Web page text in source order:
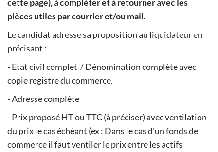
cette page), à compléter et à retourner avec les
pièces utiles par courrier et/ou mail.
Le candidat adresse sa proposition au liquidateur en
précisant :
- Etat civil complet / Dénomination complète avec
copie registre du commerce,
- Adresse complète
- Prix proposé HT ou TTC (à préciser) avec ventilation
du prix le cas échéant (ex : Dans le cas d'un fonds de
commerce il faut ventiler le prix entre les actifs